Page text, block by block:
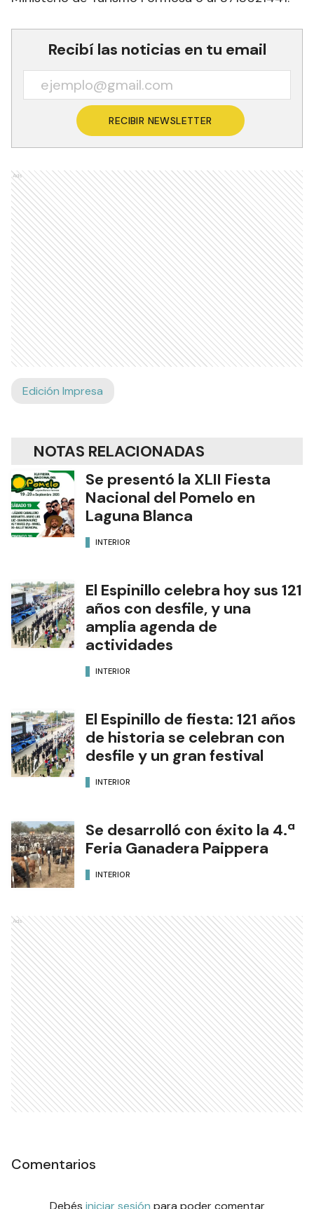
Recibí las noticias en tu email
RECIBIR NEWSLETTER
Ads
Edición Impresa
NOTAS RELACIONADAS
Se presentó la XLII Fiesta
Nacional del Pomelo en
Laguna Blanca
INTERIOR
El Espinillo celebra hoy sus 121
años con desfile, y una
amplia agenda de
actividades
INTERIOR
El Espinillo de fiesta: 121 años
de historia se celebran con
desfile y un gran festival
INTERIOR
Se desarrolló con éxito la 4.ª
Feria Ganadera Paippera
INTERIOR
Ads
Comentarios
Debés iniciar sesión para poder comentar